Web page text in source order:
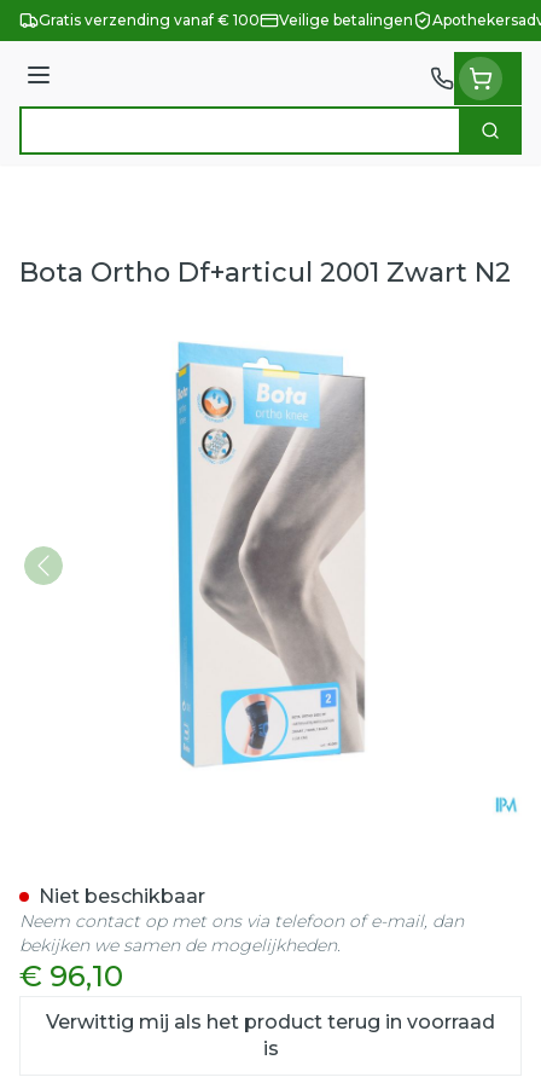
Ga naar de inhoud
Gratis verzending vanaf € 100 Veilige betalingen
Menu
Zoek
Bota Ortho Df+articul 2001 Zwart N2
€ 96,10
Verwittig mij als het product terug in voorraad
is
Niet beschikbaar
Neem contact op met ons via telefoon of e-mail, dan
bekijken we samen de mogelijkheden.